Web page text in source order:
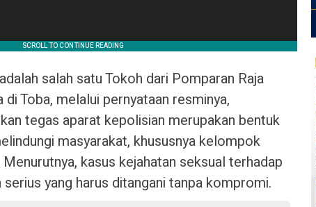
salah satu Tokoh dari Pomparan Raja
Toba, melalui pernyataan resminya,
tegas aparat kepolisian merupakan bentuk
masyarakat, khususnya kelompok
kasus kejahatan seksual terhadap
serius yang harus ditangani tanpa kompromi.